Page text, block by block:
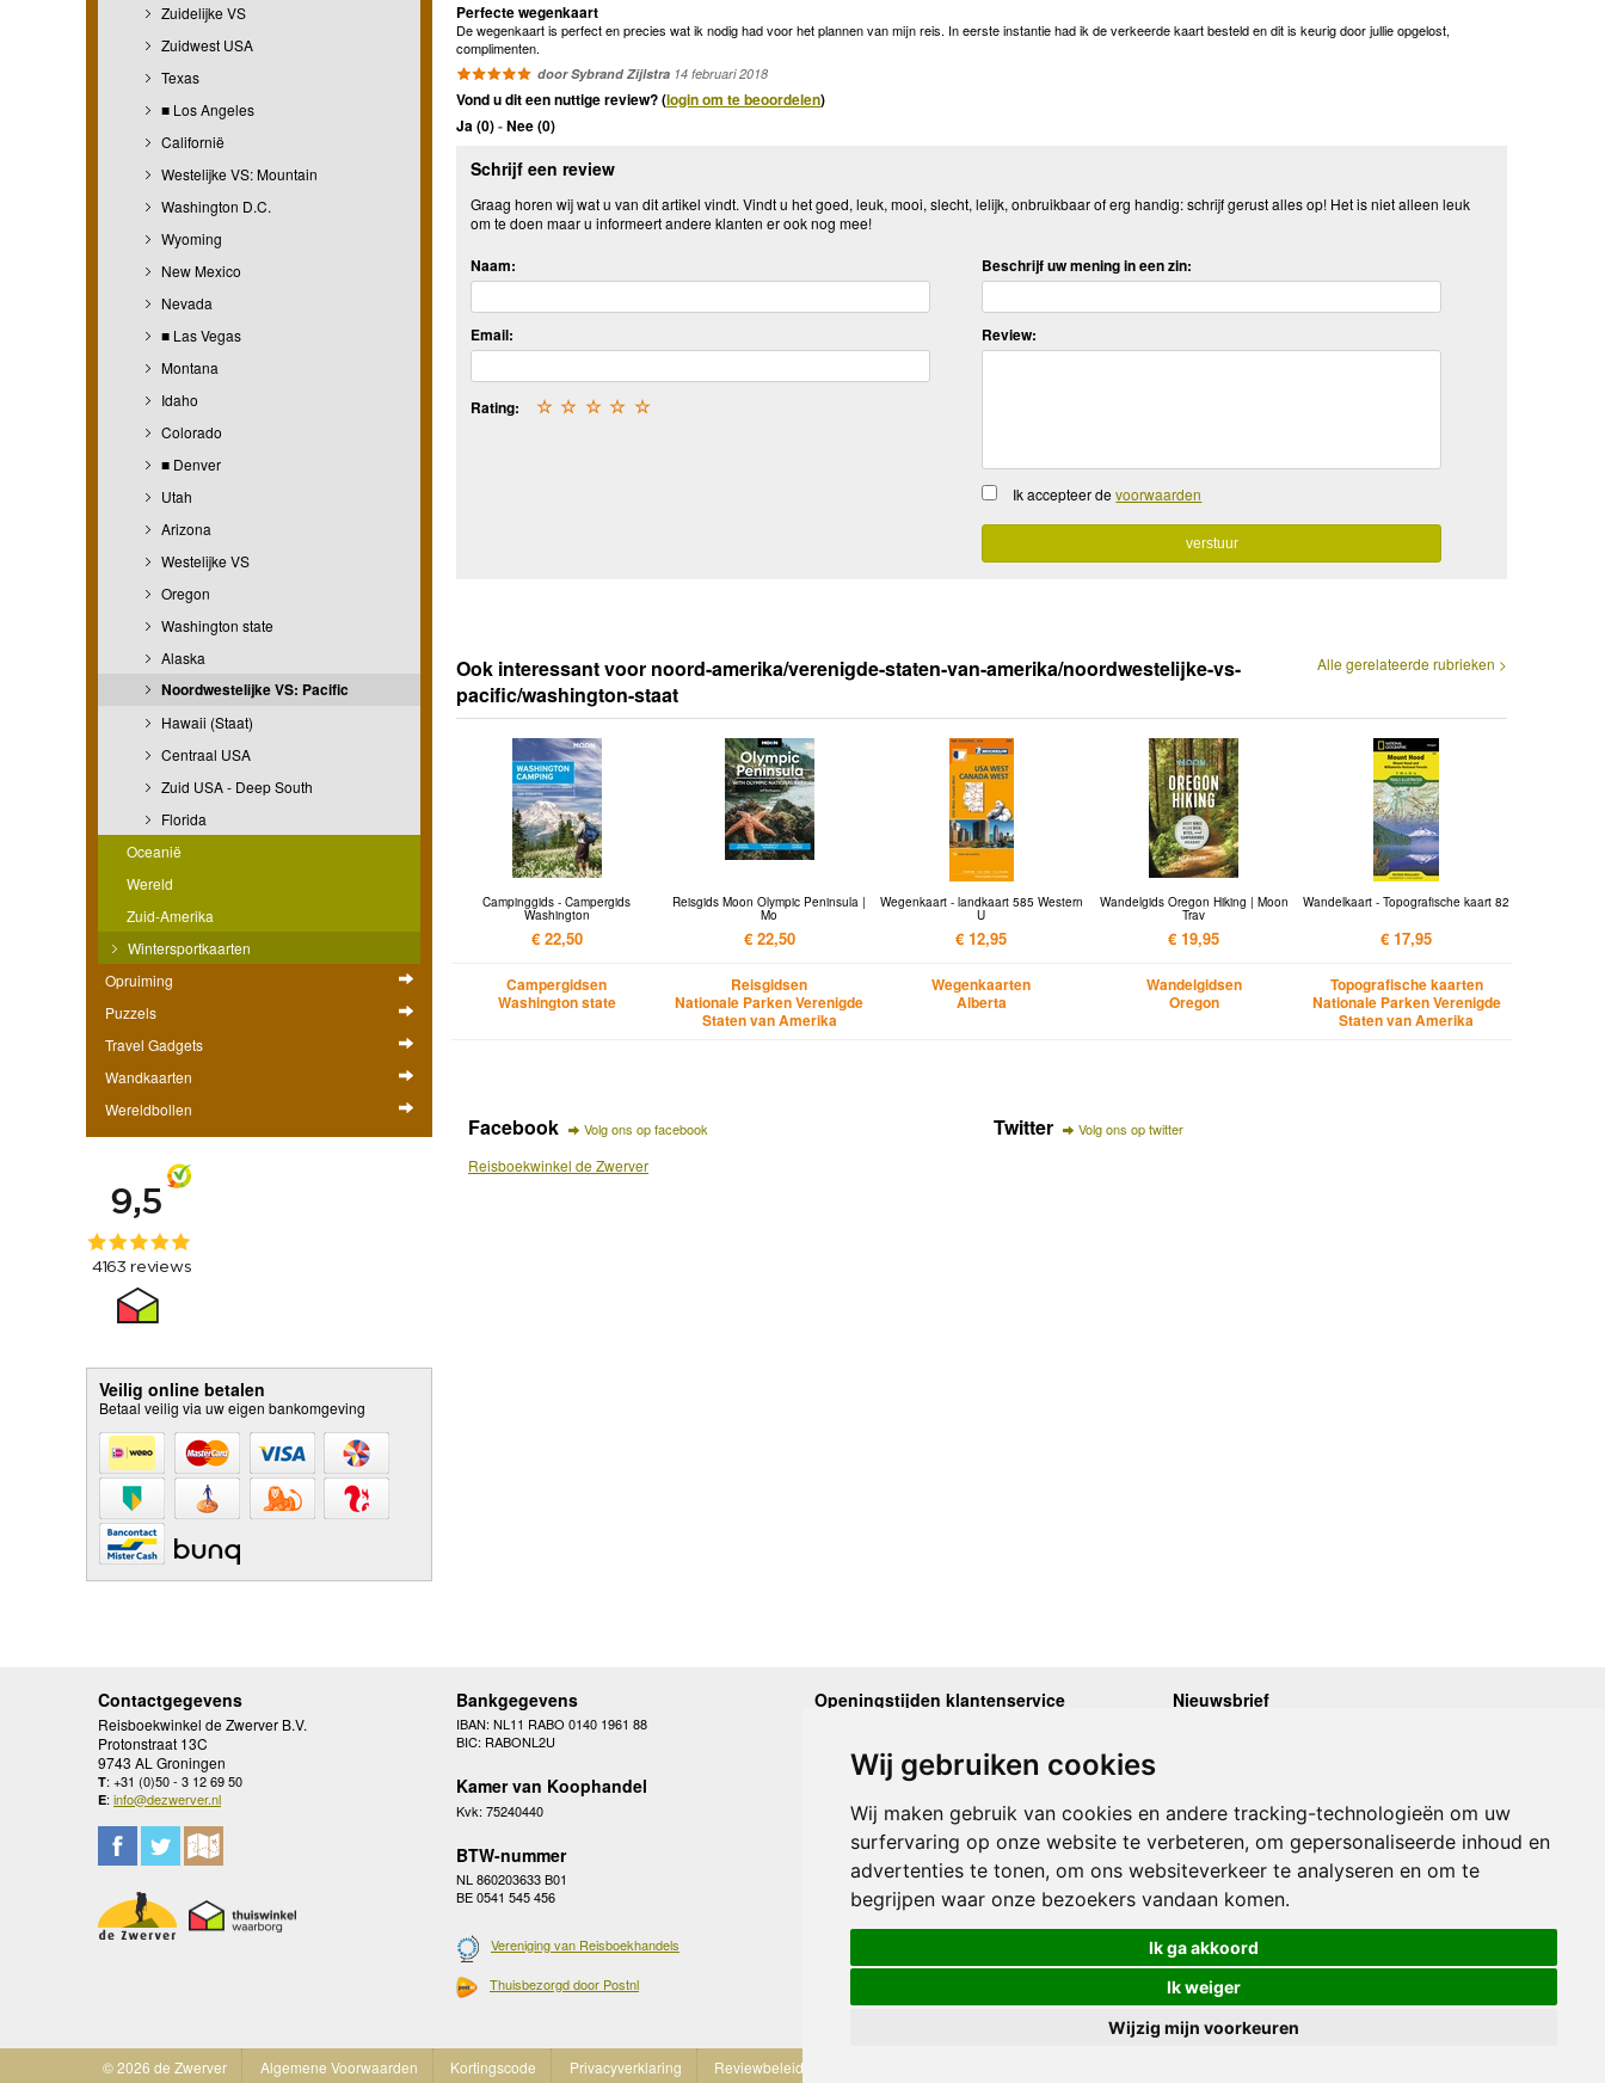
Wij gebruiken cookies
Wij maken gebruik van cookies en andere tracking-technologieën om uw
surfervaring op onze website te verbeteren, om gepersonaliseerde inhoud en
advertenties te tonen, om ons websiteverkeer te analyseren en om te
begrijpen waar onze bezoekers vandaan komen.
Ik ga akkoord
Ik weiger
Wijzig mijn voorkeuren
Zuidelijke VS
Zuidwest USA
Texas
■ Los Angeles
Californië
Westelijke VS: Mountain
Washington D.C.
Wyoming
New Mexico
Nevada
■ Las Vegas
Montana
Idaho
Colorado
■ Denver
Utah
Arizona
Westelijke VS
Oregon
Washington state
Alaska
Noordwestelijke VS: Pacific
Hawaii (Staat)
Centraal USA
Zuid USA - Deep South
Florida
Oceanië
Wereld
Zuid-Amerika
Wintersportkaarten
Opruiming
Puzzels
Travel Gadgets
Wandkaarten
Wereldbollen
Veilig online betalen
Betaal veilig via uw eigen bankomgeving
Perfecte wegenkaart
De wegenkaart is perfect en precies wat ik nodig had voor het plannen van mijn reis. In eerste instantie had ik de verkeerde kaart besteld en dit is keurig door jullie opgelost,
complimenten.
door Sybrand Zijlstra 14 februari 2018
Vond u dit een nuttige review? (login om te beoordelen)
Ja (0)-Nee (0)
Schrijf een review
Graag horen wij wat u van dit artikel vindt. Vindt u het goed, leuk, mooi, slecht, lelijk, onbruikbaar of erg handig: schrijf gerust alles op! Het is niet alleen leuk
om te doen maar u informeert andere klanten er ook nog mee!
Naam:
Email:
Rating: ☆
☆
☆
☆
☆
Beschrijf uw mening in een zin:
Review:
Ik accepteer devoorwaarden
Alle gerelateerde rubrieken >
Ook interessant voor noord-amerika/verenigde-staten-van-amerika/noordwestelijke-vs-
pacific/washington-staat
Campinggids - Campergids
Washington
€ 22,50
Campergidsen
Washington state
Reisgids Moon Olympic Peninsula |
Mo
€ 22,50
Reisgidsen
Nationale Parken Verenigde
Staten van Amerika
Wegenkaart - landkaart 585 Western
U
€ 12,95
Wegenkaarten
Alberta
Wandelgids Oregon Hiking | Moon
Trav
€ 19,95
Wandelgidsen
Oregon
Wandelkaart - Topografische kaart 82
€ 17,95
Topografische kaarten
Nationale Parken Verenigde
Staten van Amerika
Facebook Volg ons op facebook
Reisboekwinkel de Zwerver
Twitter Volg ons op twitter
Contactgegevens
Reisboekwinkel de Zwerver B.V.
Protonstraat 13C
9743 AL Groningen
T: +31 (0)50 - 3 12 69 50
E: info@dezwerver.nl
Bankgegevens
IBAN: NL11 RABO 0140 1961 88
BIC: RABONL2U
Kamer van Koophandel
Kvk: 75240440
BTW-nummer
NL 860203633 B01
BE 0541 545 456
Vereniging van Reisboekhandels
Thuisbezorgd door Postnl
Openingstijden klantenservice
Woensdag
10.00 - 12.30 en 13.30 - 17.00
Donderdag
Vrijdag
10.00 - 12.30 en 13.30 - 17.00
Zaterdag
gesloten
Zondag
gesloten
Nieuwsbrief
Onze laatste Nieuwsbrief
Inschrijven
© 2026 de Zwerver Algemene Voorwaarden Kortingscode Privacyverklaring Reviewbeleid